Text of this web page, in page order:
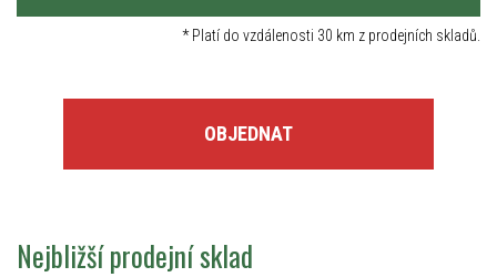
*Platí do vzdálenosti 30 km z prodejních skladů.
OBJEDNAT
Nejbližší prodejní sklad